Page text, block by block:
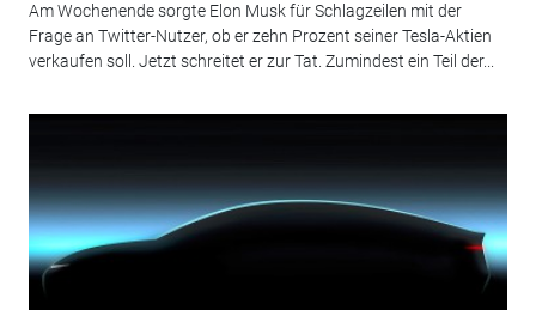
Am Wochenende sorgte Elon Musk für Schlagzeilen mit der
Frage an Twitter-Nutzer, ob er zehn Prozent seiner Tesla-Aktien
verkaufen soll. Jetzt schreitet er zur Tat. Zumindest ein Teil der...